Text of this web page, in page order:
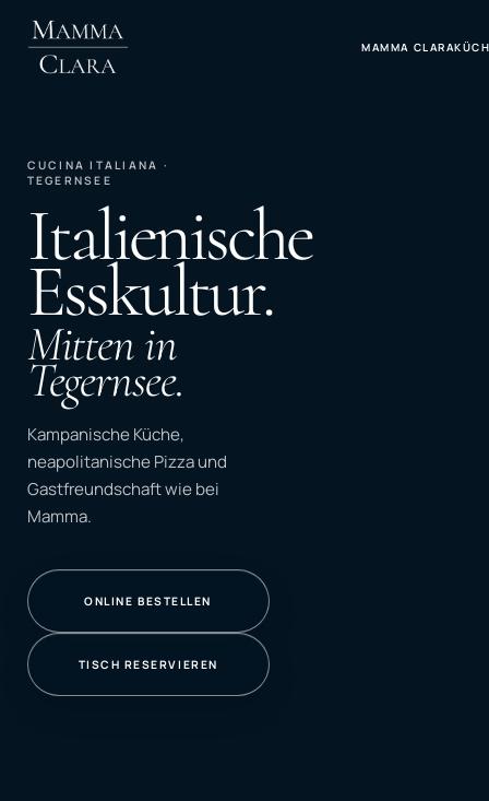
MAMMA CLARA
CUCINA ITALIANA ·
TEGERNSEE
Italienische
Esskultur.
Mitten in
Tegernsee.
Kampanische Küche,
neapolitanische Pizza und
Gastfreundschaft wie bei
Mamma.
ONLINE BESTELLEN
TISCH RESERVIEREN